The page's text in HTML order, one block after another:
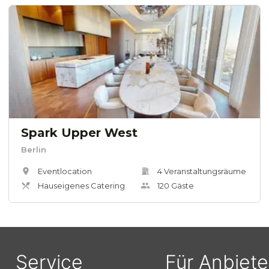
Spark Upper West
Berlin
Eventlocation
Hauseigenes Catering
4Veranstaltungsräume
120 Gäste
Service Für